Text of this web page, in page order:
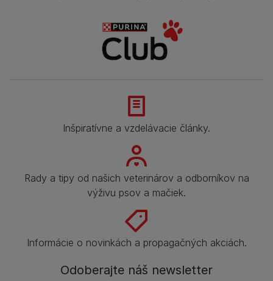
Inšpiratívne a vzdelávacie články.
Rady a tipy od našich veterinárov a odborníkov na
výživu psov a mačiek.
Informácie o novinkách a propagačných akciách.
Odoberajte náš newsletter